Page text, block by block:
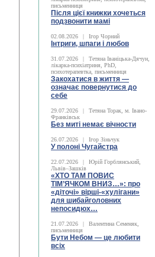
письменниця
Після цієї книжки хочеться
подзвонити мамі
02.08.2026 | Ігор Чорний
Інтриги, шпаги і любов
31.07.2026 |
Тетяна Іваніцька-Дячун,
лікарка-психіатриня, PhD,
психотерапевтка, письменниця
Закохатися в життя —
означає повернутися до
себе
29.07.2026 |
Тетяна Торак, м. Івано-
Франківськ
Без миті немає вічности
26.07.2026 | Ігор Зіньчук
У полоні Чугайстра
22.07.2026 |
Юрій Горблянський,
Львів–Зашків
«ХТО ТАМ ПОВИС
ТІМ’ЯЧКОМ ВНИЗ…»: про
«діточі» вірші-«хулігани»
для шибайголовних
непосидюх…
21.07.2026 |
Валентина Семеняк,
письменниця
Бути Небом ― це любити
всіх